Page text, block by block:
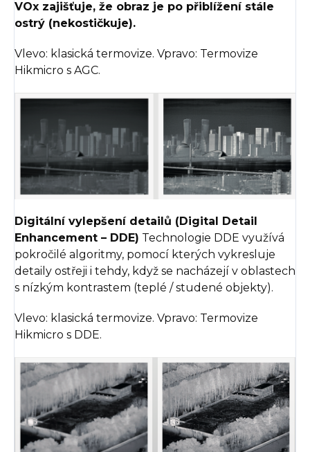
VOx zajišťuje, že obraz je po přiblížení stále
ostrý (nekostičkuje).
Vlevo: klasická termovize. Vpravo: Termovize
Hikmicro s AGC.
Digitální vylepšení detailů (Digital Detail
Enhancement – DDE) Technologie DDE využívá
pokročilé algoritmy, pomocí kterých vykresluje
detaily ostřeji i tehdy, když se nacházejí v oblastech
s nízkým kontrastem (teplé / studené objekty).
Vlevo: klasická termovize. Vpravo: Termovize
Hikmicro s DDE.